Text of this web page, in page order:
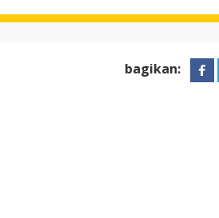
bagikan: